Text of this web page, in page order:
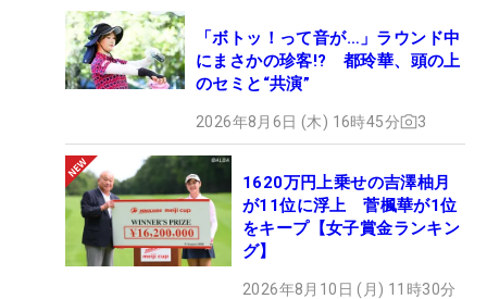
「ボトッ！って音が…」ラウンド中
にまさかの珍客!? 都玲華、頭の上
のセミと“共演”
2026年8月6日 (木) 16時45分 3
1620万円上乗せの吉澤柚月
が11位に浮上 菅楓華が1位
をキープ【女子賞金ランキン
グ】
2026年8月10日 (月) 11時30分